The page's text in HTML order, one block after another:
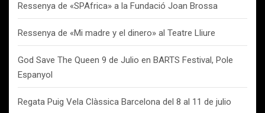
Ressenya de «SPAfrica» a la Fundació Joan Brossa
Ressenya de «Mi madre y el dinero» al Teatre Lliure
God Save The Queen 9 de Julio en BARTS Festival, Pole
Espanyol
Regata Puig Vela Clàssica Barcelona del 8 al 11 de julio